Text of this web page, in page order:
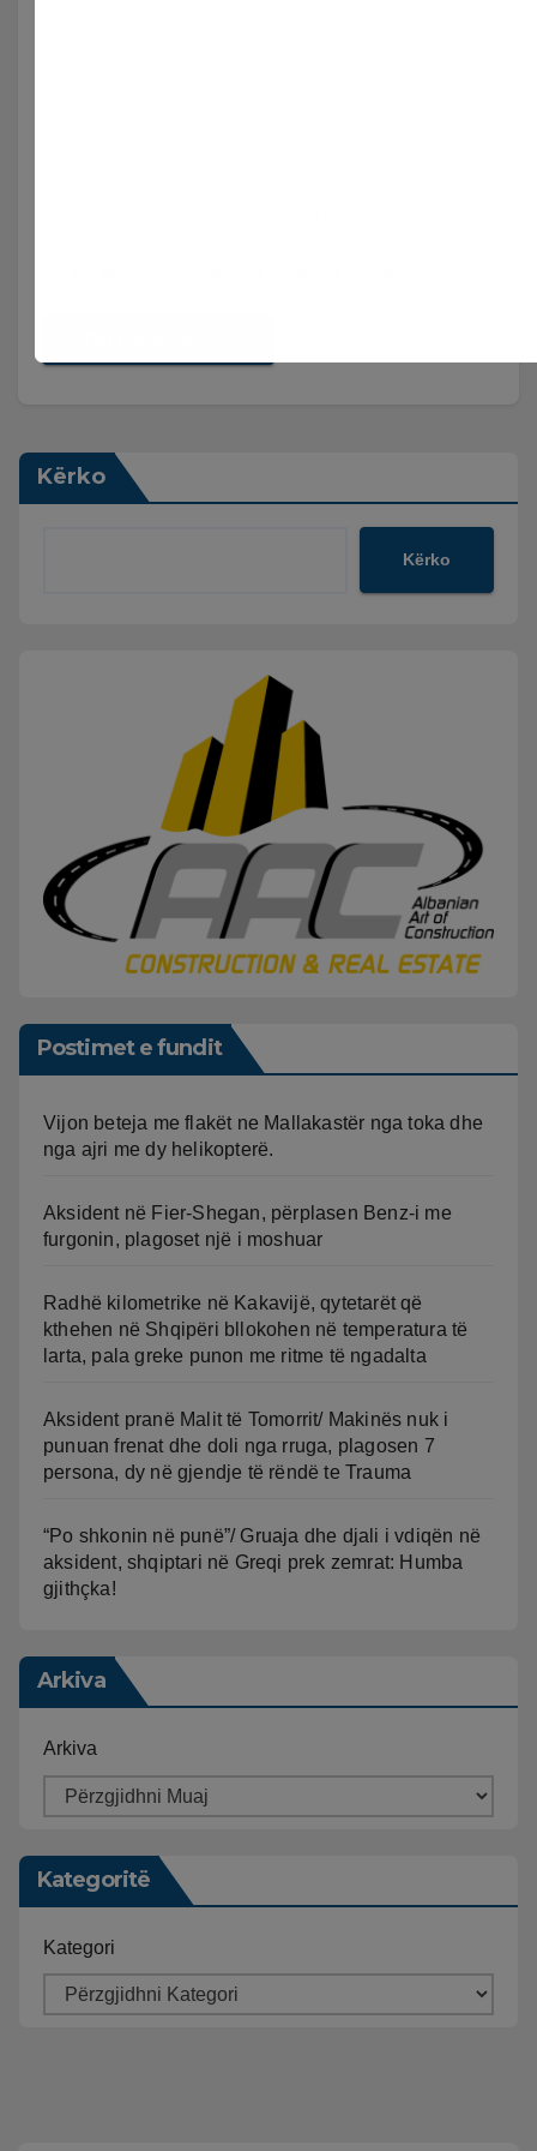
Kërko
Kërko
Postimet e fundit
Vijon beteja me flakët ne Mallakastër nga toka dhe
nga ajri me dy helikopterë.
Aksident në Fier-Shegan, përplasen Benz-i me
furgonin, plagoset një i moshuar
Radhë kilometrike në Kakavijë, qytetarët që
kthehen në Shqipëri bllokohen në temperatura të
larta, pala greke punon me ritme të ngadalta
Aksident pranë Malit të Tomorrit/ Makinës nuk i
punuan frenat dhe doli nga rruga, plagosen 7
persona, dy në gjendje të rëndë te Trauma
“Po shkonin në punë”/ Gruaja dhe djali i vdiqën në
aksident, shqiptari në Greqi prek zemrat: Humba
gjithçka!
Arkiva
Arkiva
Kategoritë
Kategori